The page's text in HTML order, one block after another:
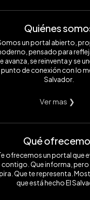
Quiénes
un portal abierto,
pensado para
avanza, se reinventa y se
punto de conexión con lo
Salvador.
Ver mas ❯
Qué
ofrecemos un portal que
contigo. Que informa,
Que te representa.
que está hecho El